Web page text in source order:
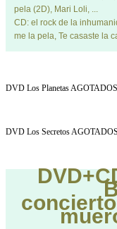
pela (2D), Mari Loli, ...
CD: el rock de la
me la pela, Te casaste la
DVD Los Planetas AGOTADOS
DVD Los Secretos AGOTADOS